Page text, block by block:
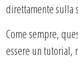
direttamente sulla
Come sempre,
essere un tutorial,